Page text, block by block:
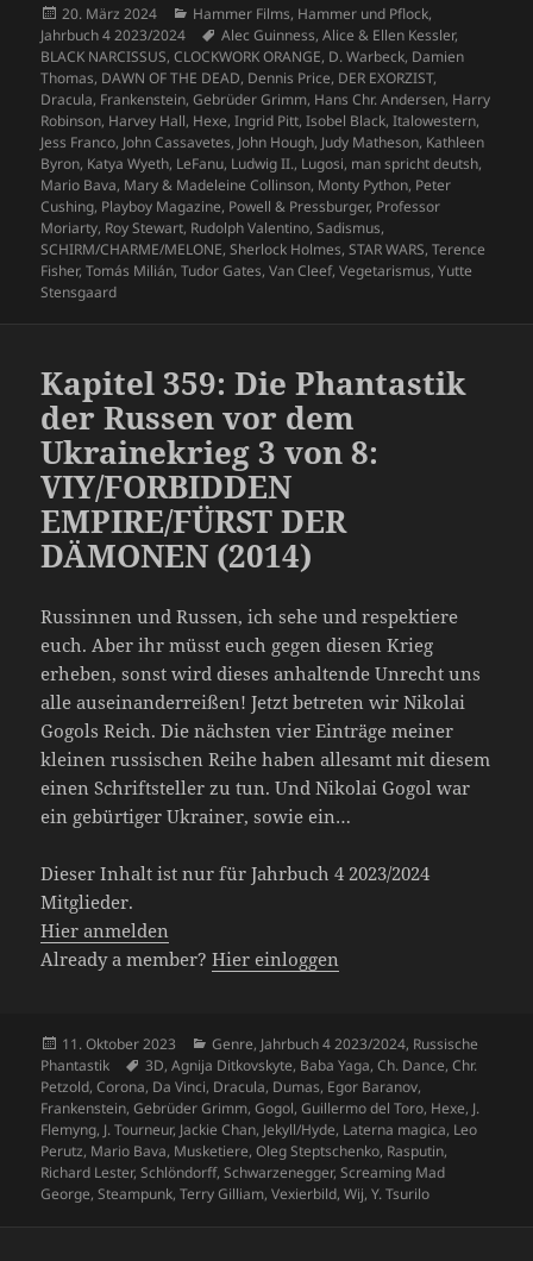
Veröffentlicht
am
20. März 2024 Kategorien
Hammer Films, Hammer und Pflock,
Jahrbuch 4 2023/2024
Schlagwörter
Alec Guinness,Alice & Ellen Kessler,
BLACK NARCISSUS,CLOCKWORK ORANGE, D. Warbeck, Damien
Thomas, DAWN OF THE DEAD, Dennis Price, DER EXORZIST,
Dracula, Frankenstein,Gebrüder Grimm, Hans Chr. Andersen, Harry
Robinson, Harvey Hall, Hexe,Ingrid Pitt,Isobel Black,Italowestern,
Jess Franco, John Cassavetes, John Hough, Judy Matheson, Kathleen
Byron, Katya Wyeth, LeFanu, Ludwig II., Lugosi, man spricht deutsh,
Mario Bava, Mary & Madeleine Collinson, Monty Python, Peter
Cushing, Playboy Magazine, Powell & Pressburger, Professor
Moriarty, Roy Stewart, Rudolph Valentino,Sadismus,
SCHIRM/CHARME/MELONE,Sherlock Holmes,STAR WARS,Terence
Fisher,Tomás Milián,Tudor Gates,Van Cleef,Vegetarismus,Yutte
Stensgaard
Kapitel 359: Die Phantastik
der Russen vor dem
Ukrainekrieg 3 von 8:
VIY/FORBIDDEN
EMPIRE/FÜRST DER
DÄMONEN (2014)
Russinnen und Russen, ich sehe und respektiere
euch. Aber ihr müsst euch gegen diesen Krieg
erheben, sonst wird dieses anhaltende Unrecht uns
alle auseinanderreißen! Jetzt betreten wir Nikolai
Gogols Reich. Die nächsten vier Einträge meiner
kleinen russischen Reihe haben allesamt mit diesem
einen Schriftsteller zu tun. Und Nikolai Gogol war
ein gebürtiger Ukrainer, sowie ein…
Dieser Inhalt ist nur für Jahrbuch 4 2023/2024
Mitglieder.
Hier anmelden
Already a member?Hier einloggen
Veröffentlicht
am
11. Oktober 2023 Kategorien
Genre, Jahrbuch 4 2023/2024, Russische
Phantastik
Schlagwörter
3D,Agnija Ditkovskyte, Baba Yaga,Ch. Dance,Chr.
Petzold,Corona, Da Vinci, Dracula, Dumas, Egor Baranov,
Frankenstein,Gebrüder Grimm,Gogol,Guillermo del Toro, Hexe, J.
Flemyng, J. Tourneur, Jackie Chan, Jekyll/Hyde, Laterna magica, Leo
Perutz, Mario Bava, Musketiere,Oleg Steptschenko, Rasputin,
Richard Lester,Schlöndorff,Schwarzenegger,Screaming Mad
George,Steampunk,Terry Gilliam,Vexierbild,Wij,Y. Tsurilo